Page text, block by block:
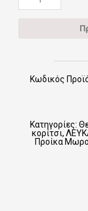
ή
Κωδικός
Κατηγορίες:
κορίτσι,
Προίκα